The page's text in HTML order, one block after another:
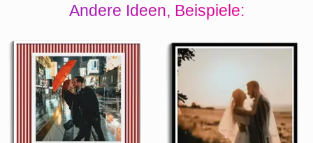
Andere Ideen, Beispiele: